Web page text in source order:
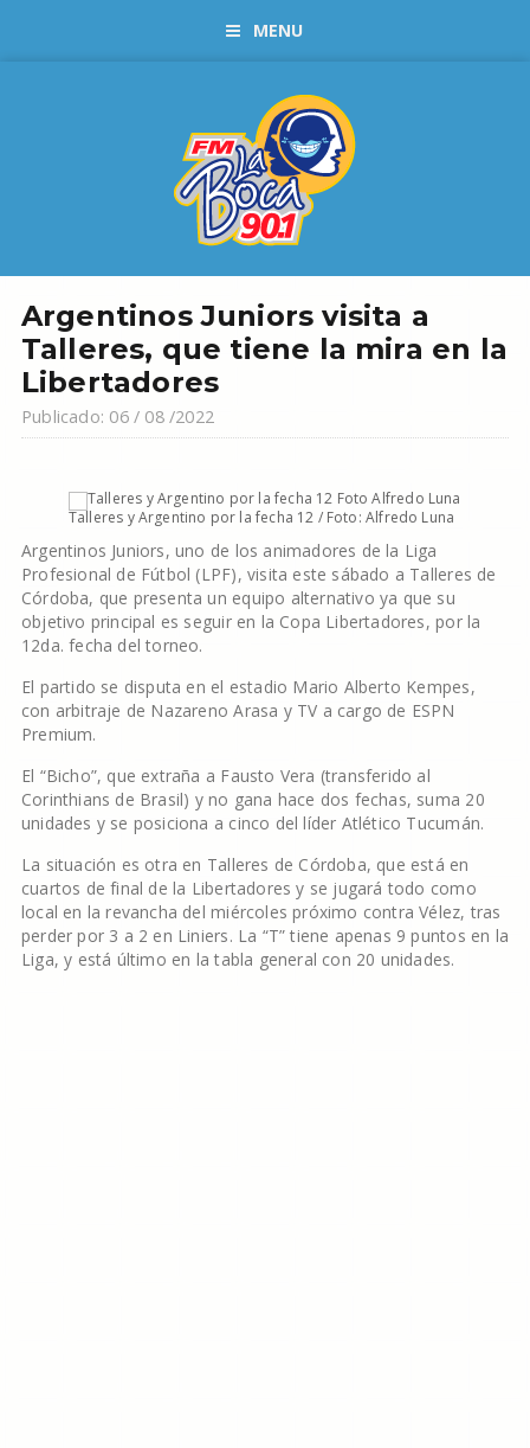
MENU
Argentinos Juniors visita a
Talleres, que tiene la mira en la
Libertadores
Publicado: 06 / 08 /2022
Talleres y Argentino por la fecha 12 / Foto: Alfredo Luna
Argentinos Juniors, uno de los animadores de la Liga
Profesional de Fútbol (LPF), visita este sábado a Talleres de
Córdoba, que presenta un equipo alternativo ya que su
objetivo principal es seguir en la Copa Libertadores, por la
12da. fecha del torneo.
El partido se disputa en el estadio Mario Alberto Kempes,
con arbitraje de Nazareno Arasa y TV a cargo de ESPN
Premium.
El “Bicho”, que extraña a Fausto Vera (transferido al
Corinthians de Brasil) y no gana hace dos fechas, suma 20
unidades y se posiciona a cinco del líder Atlético Tucumán.
La situación es otra en Talleres de Córdoba, que está en
cuartos de final de la Libertadores y se jugará todo como
local en la revancha del miércoles próximo contra Vélez, tras
perder por 3 a 2 en Liniers. La “T” tiene apenas 9 puntos en la
Liga, y está último en la tabla general con 20 unidades.